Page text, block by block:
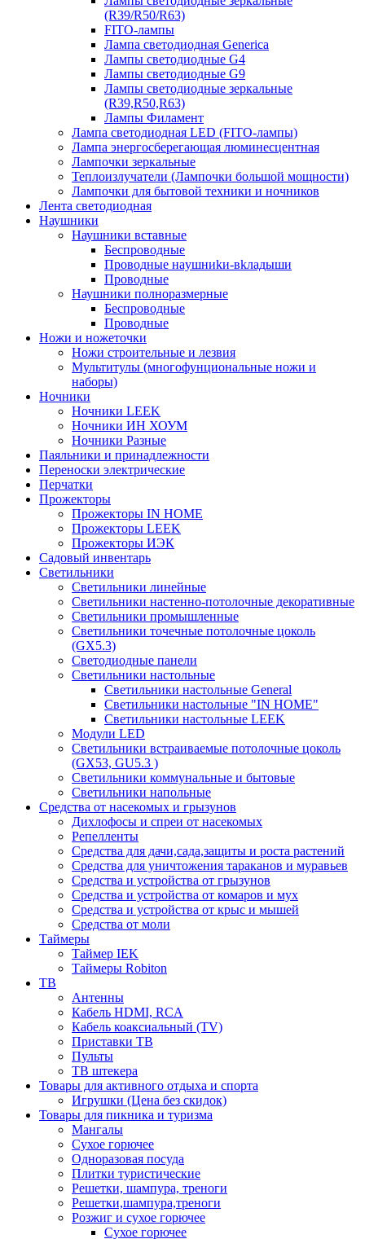
(R39/R50/R63)
FITO-лампы
Лампа светодиодная Generica
Лампы светодиодные G4
Лампы светодиодные G9
Лампы светодиодные зеркальные
(R39,R50,R63)
Лампы Филамент
Лампа светодиодная LED (FITO-лампы)
Лампа энергосберегающая люминесцентная
Лампочки зеркальные
Теплоизлучатели (Лампочки большой мощности)
Лампочки для бытовой техники и ночников
Лента светодиодная
Наушники
Наушники вставные
Беспроводные
Пpoвoдныe нayшниkи-вkлaдыши
Проводные
Наушники полноразмерные
Беспроводные
Проводные
Ножи и ножеточки
Ножи строительные и лезвия
Мультитулы (многофунциональные ножи и
наборы)
Ночники
Ночники LEEK
Ночники ИН ХОУМ
Ночники Разные
Паяльники и принадлежности
Переноски электрические
Перчатки
Прожекторы
Прожекторы IN HOME
Прожекторы LEEK
Прожекторы ИЭК
Садовый инвентарь
Светильники
Светильники линейные
Светильники настенно-потолочные декоративные
Светильники промышленные
Светильники точечные потолочные цоколь
(GX5.3)
Светодиодные панели
Cветильники настольные
Светильники настольные General
Светильники настольные "IN HOME"
Светильники настольные LEEK
Модули LED
Светильники встраиваемые потолочные цоколь
(GX53, GU5.3 )
Светильники коммунальные и бытовые
Светильники напольные
Средства от насекомых и грызунов
Дихлофосы и спреи от насекомых
Репелленты
Средства для дачи,сада,защиты и роста растений
Средства для уничтожения тараканов и муравьев
Средства и устройства от грызунов
Средства и устройства от комаров и мух
Средства и устройства от крыс и мышей
Средства от моли
Таймеры
Таймер IEK
Таймеры Robiton
ТВ
Антенны
Кабель HDMI, RCA
Кабель коаксиальный (TV)
Приставки ТВ
Пульты
ТВ штекера
Товары для активного отдыха и спорта
Игрушки (Цена без скидок)
Товары для пикника и туризма
Мангалы
Сухое горючее
Одноразовая посуда
Плитки туристические
Решетки, шампура, треноги
Решетки,шампура,треноги
Розжиг и сухое горючее
Сухое горючее